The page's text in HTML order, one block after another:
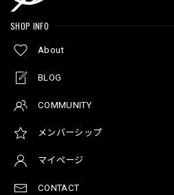
SHOP INFO
About
BLOG
COMMUNITY
メンバーシップ
マイページ
CONTACT